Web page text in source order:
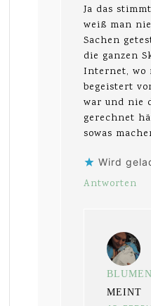
Ja das
weiß man
Sachen
die ganzen
Internet, wo
begeistert
war und nie
gerechnet
sowas
Wird
Antworten
MEINT